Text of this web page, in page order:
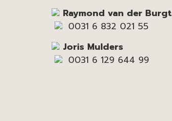
Raymond van der Burgt
0031 6 832 021 55
Joris Mulders
0031 6 129 644 99